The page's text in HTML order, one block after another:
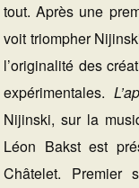
tout. Après une
voit triompher
l’originalité des
expérimentales.
Nijinski, sur la
Léon Bakst est
Châtelet. Premier